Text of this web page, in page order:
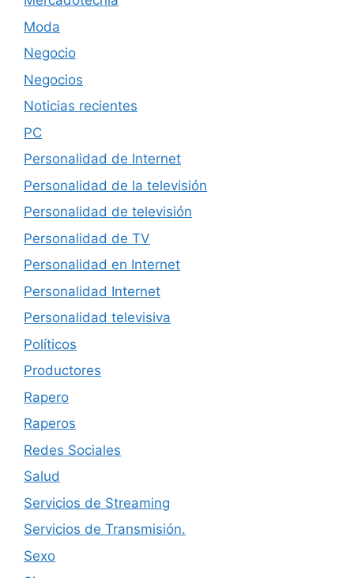
Moda
Negocio
Negocios
Noticias recientes
PC
Personalidad de Internet
Personalidad de la televisión
Personalidad de televisión
Personalidad de TV
Personalidad en Internet
Personalidad Internet
Personalidad televisiva
Políticos
Productores
Rapero
Raperos
Redes Sociales
Salud
Servicios de Streaming
Servicios de Transmisión.
Sexo